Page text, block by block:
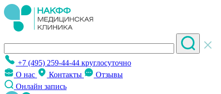
+7 (495) 259-44-44 круглосуточно
О нас
Контакты
Отзывы
Онлайн запись